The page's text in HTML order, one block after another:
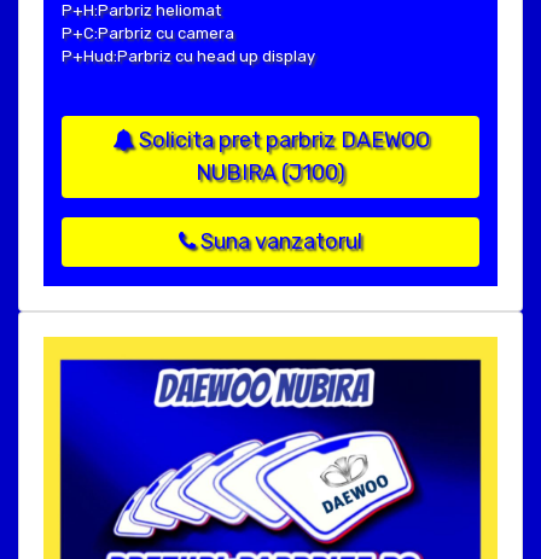
P+H:Parbriz heliomat
P+C:Parbriz cu camera
P+Hud:Parbriz cu head up display
Solicita pret parbriz DAEWOO
NUBIRA (J100)
Suna vanzatorul